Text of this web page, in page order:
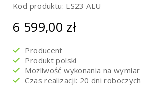
Kod produktu: ES23 ALU
6 599,00 zł
Producent
Produkt polski
Możliwość wykonania na wymiar
Czas realizacji: 20 dni roboczych